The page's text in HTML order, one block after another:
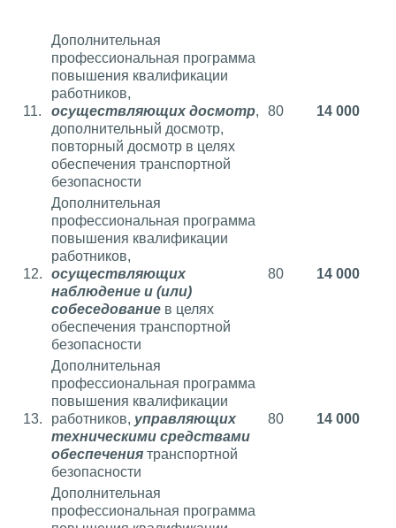
11.
Дополнительная
профессиональная программа
повышения квалификации
работников,
осуществляющих досмотр,
дополнительный досмотр,
повторный досмотр в целях
обеспечения транспортной
безопасности
80 14 000
12.
Дополнительная
профессиональная программа
повышения квалификации
работников,
осуществляющих
наблюдение и (или)
собеседование в целях
обеспечения транспортной
безопасности
80 14 000
13.
Дополнительная
профессиональная программа
повышения квалификации
работников, управляющих
техническими средствами
обеспечения транспортной
безопасности
80 14 000
Дополнительная
профессиональная программа